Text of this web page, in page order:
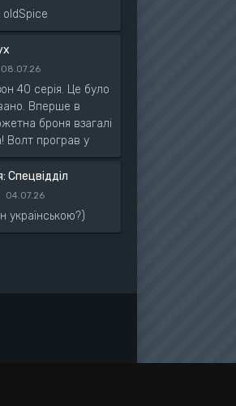
oldSpice
08.07.26
40 серія. Це було
Вперше в
броня взагалі
Волт програв у
Спецвідділ
04.07.26
українською?)